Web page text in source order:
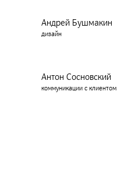
Андрей Бушмакин
дизайн
Антон Сосновский
коммуникации с клиентом